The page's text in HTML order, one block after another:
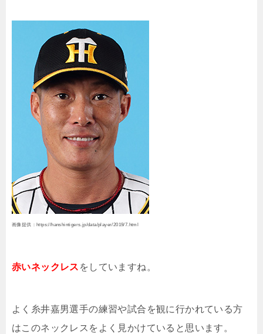
画像提供：https://hanshintigers.jp/data/player/2019/7.html
赤いネックレス をしていますね。
よく糸井嘉男選手の練習や試合を観に行かれている方
はこのネックレスをよく見かけていると思います。